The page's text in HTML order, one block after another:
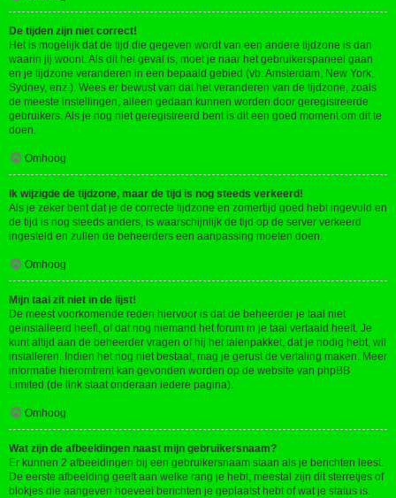
De tijden zijn niet correct!
Het is mogelijk dat de tijd die gegeven wordt van een andere tijdzone is dan
waarin jij woont. Als dit het geval is, moet je naar het gebruikerspaneel gaan
en je tijdzone veranderen in een bepaald gebied (vb: Amsterdam, New York,
Sydney, enz.). Wees er bewust van dat het veranderen van de tijdzone, zoals
de meeste instellingen, alleen gedaan kunnen worden door geregistreerde
gebruikers. Als je nog niet geregistreerd bent is dit een goed moment om dit te
doen.
Omhoog
Ik wijzigde de tijdzone, maar de tijd is nog steeds verkeerd!
Als je zeker bent dat je de correcte tijdzone en zomertijd goed hebt ingevuld en
de tijd is nog steeds anders, is waarschijnlijk de tijd op de server verkeerd
ingesteld en zullen de beheerders een aanpassing moeten doen.
Omhoog
Mijn taal zit niet in de lijst!
De meest voorkomende reden hiervoor is dat de beheerder je taal niet
geïnstalleerd heeft, of dat nog niemand het forum in je taal vertaald heeft. Je
kunt altijd aan de beheerder vragen of hij het talenpakket, dat je nodig hebt, wil
installeren. Indien het nog niet bestaat, mag je gerust de vertaling maken. Meer
informatie hieromtrent kan gevonden worden op de website van phpBB
Limited (de link staat onderaan iedere pagina).
Omhoog
Wat zijn de afbeeldingen naast mijn gebruikersnaam?
Er kunnen 2 afbeeldingen bij een gebruikersnaam staan als je berichten leest.
De eerste afbeelding geeft aan welke rang je hebt, meestal zijn dit sterretjes of
blokjes die aangeven hoeveel berichten je geplaatst hebt of wat je status is.